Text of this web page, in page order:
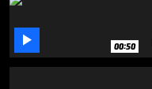
1
seconds
 00:50